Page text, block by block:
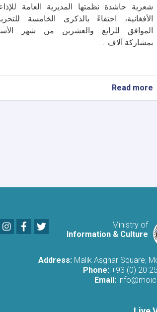
شعرية حاشدة نظمتها المديرية العامة
الأفغانية، احتفاءً بالذكرى الخامسة
الموافق للرابع والعشرين من شهر
بمشاركة آلاف. . .
Read more
Ministry of
Information & Culture
LinkedIn
Facebook
Address: Malik Asghar Square,
Phone: +93 (0) 20
Email: